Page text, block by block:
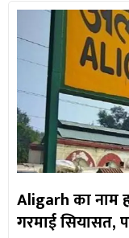
Aligarh का नाम
गरमाई सियासत,